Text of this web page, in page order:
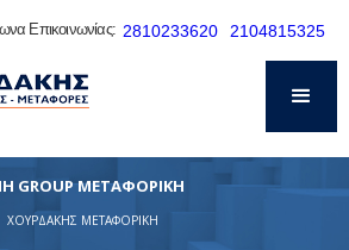
Επικοινωνίας: 2810233620 2104815325
GROUP ΜΕΤΑΦΟΡΙΚΗ
ΧΟΥΡΔΑΚΗΣ ΜΕΤΑΦΟΡΙΚΗ